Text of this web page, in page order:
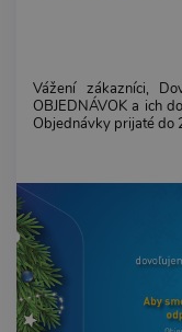
Vážení zákazníci,
OBJEDNÁVOK a ich
Objednávky prijaté do